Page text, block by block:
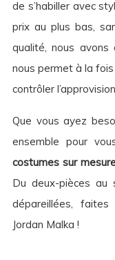
de s’habiller avec
prix au plus bas,
qualité, nous avons
nous permet à la
contrôler
Que vous ayez
ensemble pour
costumes sur
Du deux-pièces au
dépareillées,
Jordan Malka !